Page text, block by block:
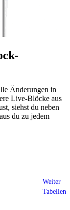
Änderungen in
Live-Blöcke aus
siehst du neben
du zu jedem
Weiter
Tabellen